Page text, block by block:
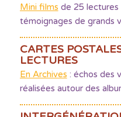
Mini films de 25
témoignages de grands
CARTES
LECTURES
En Archives : échos des
réalisées autour des